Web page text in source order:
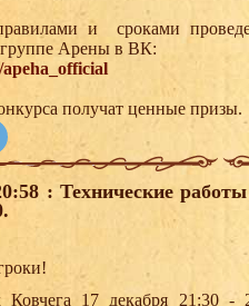
и сроками
Арены в ВК:
получат ценные призы.
: Технические
Ковчега 17 декабря 21:30 -